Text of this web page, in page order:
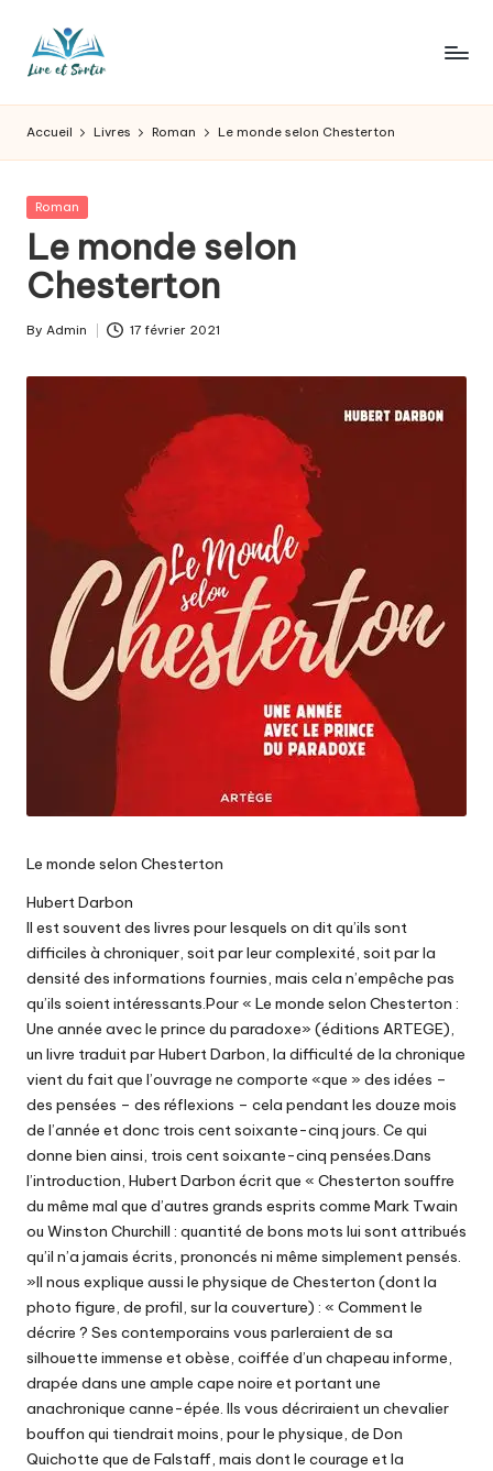
L
ir
e
e
t
s
o
r
pour
les
goûts,
des
sorties
pour
Accueil Livres Roman Le monde selon Chesterton
Posted
Roman
Le monde selon
Chesterton
Posted
By Admin 17 février 2021
Le monde selon Chesterton
Hubert Darbon
Il est souvent des livres pour lesquels on dit qu’ils sont
difficiles à chroniquer, soit par leur complexité, soit par la
densité des informations fournies, mais cela n’empêche pas
qu’ils soient intéressants.Pour « Le monde selon Chesterton :
Une année avec le prince du paradoxe» (éditions ARTEGE),
un livre traduit par Hubert Darbon, la difficulté de la chronique
vient du fait que l’ouvrage ne comporte «que » des idées –
des pensées – des réflexions – cela pendant les douze mois
de l’année et donc trois cent soixante-cinq jours. Ce qui
donne bien ainsi, trois cent soixante-cinq pensées.Dans
l’introduction, Hubert Darbon écrit que « Chesterton souffre
du même mal que d’autres grands esprits comme Mark Twain
ou Winston Churchill : quantité de bons mots lui sont attribués
qu’il n’a jamais écrits, prononcés ni même simplement pensés.
»Il nous explique aussi le physique de Chesterton (dont la
photo figure, de profil, sur la couverture) : « Comment le
décrire ? Ses contemporains vous parleraient de sa
silhouette immense et obèse, coiffée d’un chapeau informe,
drapée dans une ample cape noire et portant une
anachronique canne-épée. Ils vous décriraient un chevalier
bouffon qui tiendrait moins, pour le physique, de Don
Quichotte que de Falstaff, mais dont le courage et la